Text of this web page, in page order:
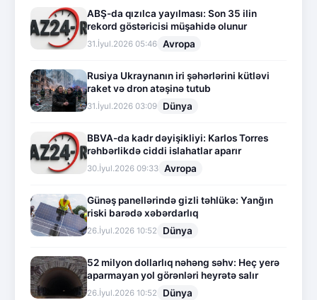
ABŞ-da qızılca yayılması: Son 35 ilin
rekord göstəricisi müşahidə olunur
31.İyul.2026 05:46 Avropa
Rusiya Ukraynanın iri şəhərlərini kütləvi
raket və dron atəşinə tutub
31.İyul.2026 03:09 Dünya
BBVA-da kadr dəyişikliyi: Karlos Torres
rəhbərlikdə ciddi islahatlar aparır
30.İyul.2026 09:33 Avropa
Günəş panellərində gizli təhlükə: Yanğın
riski barədə xəbərdarlıq
26.İyul.2026 10:52 Dünya
52 milyon dollarlıq nəhəng səhv: Heç yerə
aparmayan yol görənləri heyrətə salır
26.İyul.2026 10:52 Dünya